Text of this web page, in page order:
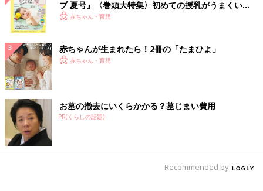
ブ 夏号』〈巻頭大特集〉初めての授乳がうまくい
く！ おっぱい・ミルクの基本と夏のトラブル 解決テ
赤ちゃん・育児
赤ちゃんが生まれたら！2冊の「たまひよ」
赤ちゃん・育児
お墓の撤去にいくらかかる？墓じまい費用
PR(くらしの話題)
Recommended by